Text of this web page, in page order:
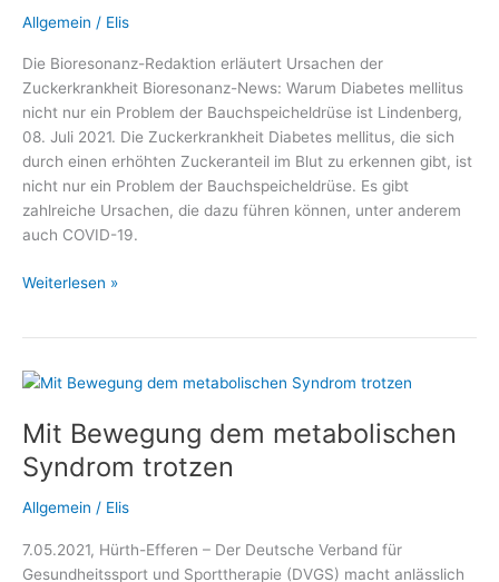
Allgemein / Elis
Die Bioresonanz-Redaktion erläutert Ursachen der
Zuckerkrankheit Bioresonanz-News: Warum Diabetes mellitus
nicht nur ein Problem der Bauchspeicheldrüse ist Lindenberg,
08. Juli 2021. Die Zuckerkrankheit Diabetes mellitus, die sich
durch einen erhöhten Zuckeranteil im Blut zu erkennen gibt, ist
nicht nur ein Problem der Bauchspeicheldrüse. Es gibt
zahlreiche Ursachen, die dazu führen können, unter anderem
auch COVID-19.
Warum
nur
Problem
der
Bauchspeicheldrüse
ist
Weiterlesen »
Mit Bewegung dem metabolischen
Syndrom trotzen
Allgemein / Elis
7.05.2021, Hürth-Efferen – Der Deutsche Verband für
Gesundheitssport und Sporttherapie (DVGS) macht anlässlich